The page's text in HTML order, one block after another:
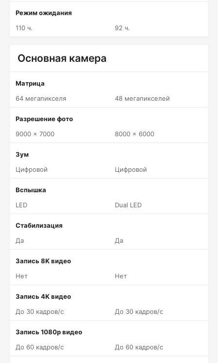
Режим ожидания
110 ч.
92 ч.
Основная камера
Матрица
64 мегапикселя
48 мегапикселей
Разрешение фото
9000 x 7000
8000 x 6000
Зум
Цифровой
Цифровой
Вспышка
LED
Dual LED
Стабилизация
Да
Да
Запись 8K видео
Нет
Нет
Запись 4K видео
До 30 кадров/c
До 30 кадров/c
Запись 1080p видео
До 60 кадров/c
До 60 кадров/c